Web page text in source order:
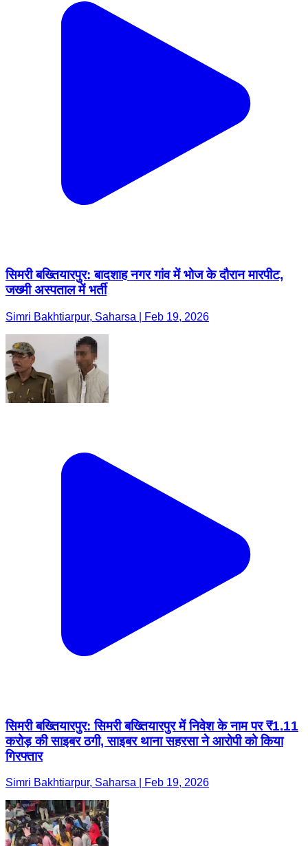
सिमरी बख्तियारपुर: बादशाह नगर गांव में भोज के दौरान मारपीट,
जख्मी अस्पताल में भर्ती
Simri Bakhtiarpur, Saharsa | Feb 19, 2026
सिमरी बख्तियारपुर: सिमरी बख्तियारपुर में निवेश के नाम पर ₹1.11
करोड़ की साइबर ठगी, साइबर थाना सहरसा ने आरोपी को किया
गिरफ्तार
Simri Bakhtiarpur, Saharsa | Feb 19, 2026